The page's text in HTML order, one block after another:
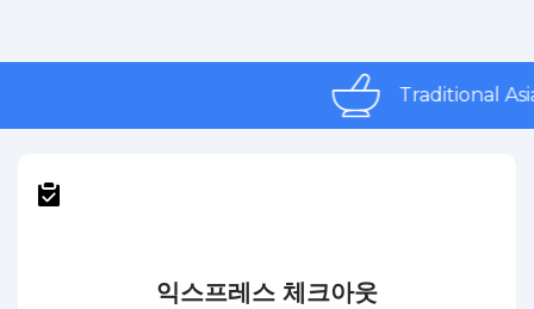
Traditional
익스프레스 체크아웃